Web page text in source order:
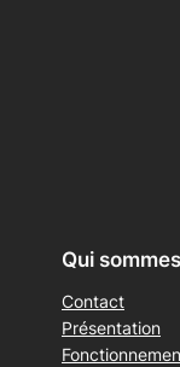
Qui
Contact
Présentation